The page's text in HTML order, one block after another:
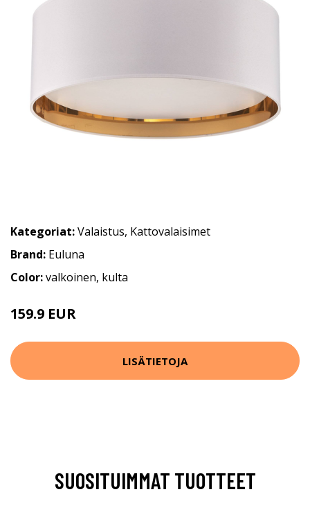
Kategoriat:Valaistus, Kattovalaisimet
Brand: Euluna
Color:valkoinen, kulta
159.9 EUR
LISÄTIETOJA
SUOSITUIMMAT TUOTTEET